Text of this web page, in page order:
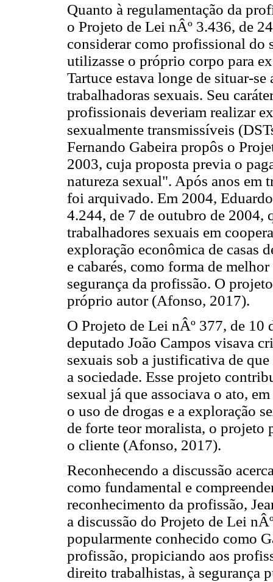
Quanto à regulamentação da
o Projeto de Lei nÂº 3.436, de
considerar como profissional do
utilizasse o próprio corpo para
Tartuce estava longe de situar-
trabalhadoras sexuais. Seu
profissionais deveriam realizar
sexualmente transmissíveis
Fernando Gabeira propôs o
2003, cuja proposta previa o
natureza sexual". Após anos em
foi arquivado. Em 2004,
4.244, de 7 de outubro de 2004,
trabalhadores sexuais em
exploração econômica de casas
e cabarés, como forma de
segurança da profissão. O
próprio autor (Afonso, 2017).
O Projeto de Lei nÂº 377, de 10
deputado João Campos visava
sexuais sob a justificativa de
a sociedade. Esse projeto
sexual já que associava o ato,
o uso de drogas e a exploração
de forte teor moralista, o projeto
o cliente (Afonso, 2017).
Reconhecendo a discussão
como fundamental e
reconhecimento da profissão,
a discussão do Projeto de Lei
popularmente conhecido como
profissão, propiciando aos
direito trabalhistas, à segurança